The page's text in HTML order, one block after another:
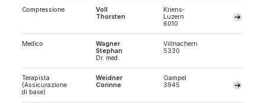
Compressione
Voll
Thorsten
6010
Kriens-
Luzern
Medico
Wagner
Stephan
Dr. med.
5330
Villnachern
Terapista
(Assicurazione
di base)
Weidner
Corinne
3945
Gampel